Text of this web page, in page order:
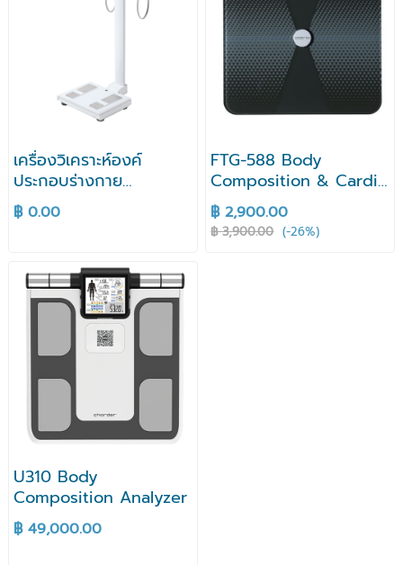
เครื่องวิเคราะห์องค์
ประกอบร่างกาย
Charder MA610 Body
Composition Analysis
฿ 0.00
FTG-588 Body
Composition & Cardio
Scale
฿ 2,900.00
฿ 3,900.00 (-26%)
U310 Body
Composition Analyzer
฿ 49,000.00